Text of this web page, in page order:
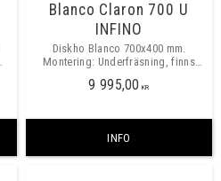
Blanco Claron 700 U
INFINO
Diskho Blanco 700x400 mm.
Montering: Underfräsning, finns
10m.
9 995,00 KR
INFO